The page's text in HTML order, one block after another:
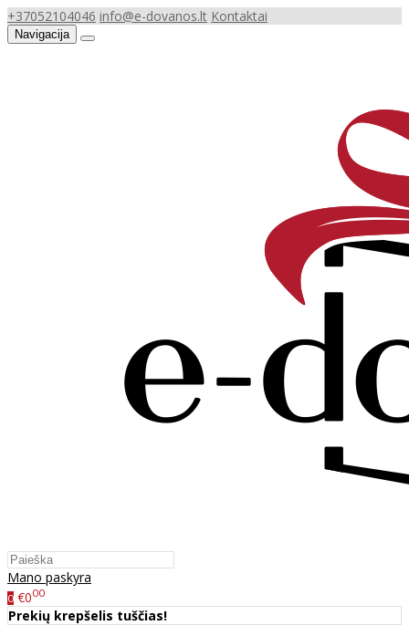
+37052104046 info@e-dovanos.lt Kontaktai
Navigacija
Mano paskyra
0 €000
Prekių krepšelis tuščias!